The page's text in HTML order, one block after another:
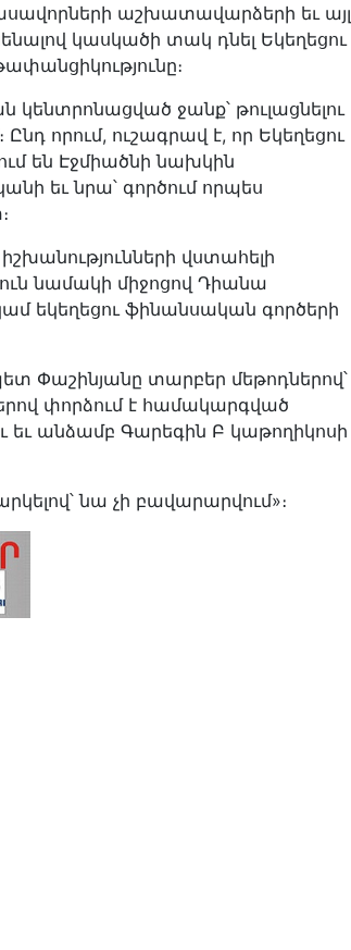
աշխատավարձերի եւ այլ
կասկածի տակ դնել Եկեղեցու
ջանք՝ թուլացնելու
որում, ուշագրավ է, որ Եկեղեցու
են Էջմիածնի նախկին
եւ նրա՝ գործում որպես
վստահելի
նամակի միջոցով Դիանա
եկեղեցու ֆինանսական գործերի
Փաշինյանը տարբեր մեթոդներով՝
փորձում է համակարգված
եւ անձամբ Գարեգին Բ կաթողիկոսի
նա չի բավարարվում»։